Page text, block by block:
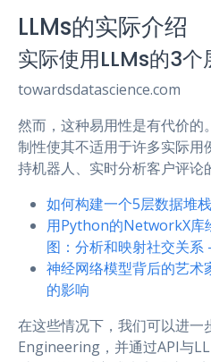
LLMs的实际介绍
实际使用LLMs的3个
towardsdatascience.com
然而，这种易用性是有代价的
制性使其不适用于许多实际用
持机器人、实时分析客户评论
如何构建一个5层数据堆栈
用Python的NetworkX库
图：分析和映射社交关系
神经网络模型背后的艺术
的影响
在这些情况下，我们可以进
Engineering，并通过API与